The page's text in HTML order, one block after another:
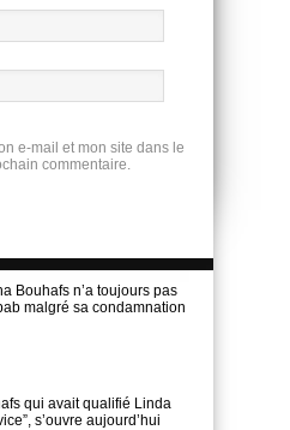
e-mail et mon site dans le
commentaire.
Bouhafs n’a toujours pas
malgré sa condamnation
qui avait qualifié Linda
s’ouvre aujourd’hui